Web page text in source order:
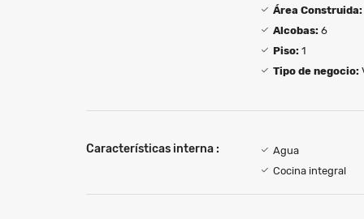
Área Construida:
Alcobas: 6
Piso: 1
Tipo de negocio:
Características interna :
Agua
Cocina integral